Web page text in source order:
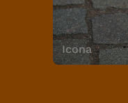
Icona